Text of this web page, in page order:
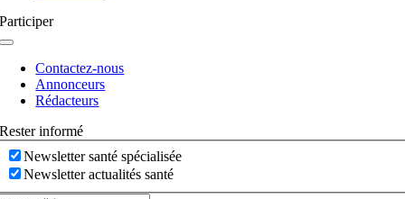
Participer
Navigation
basculeContactez-nous
Annonceurs
Rédacteurs
Rester informé
Newsletter santé spécialisée
Newsletter actualités santé